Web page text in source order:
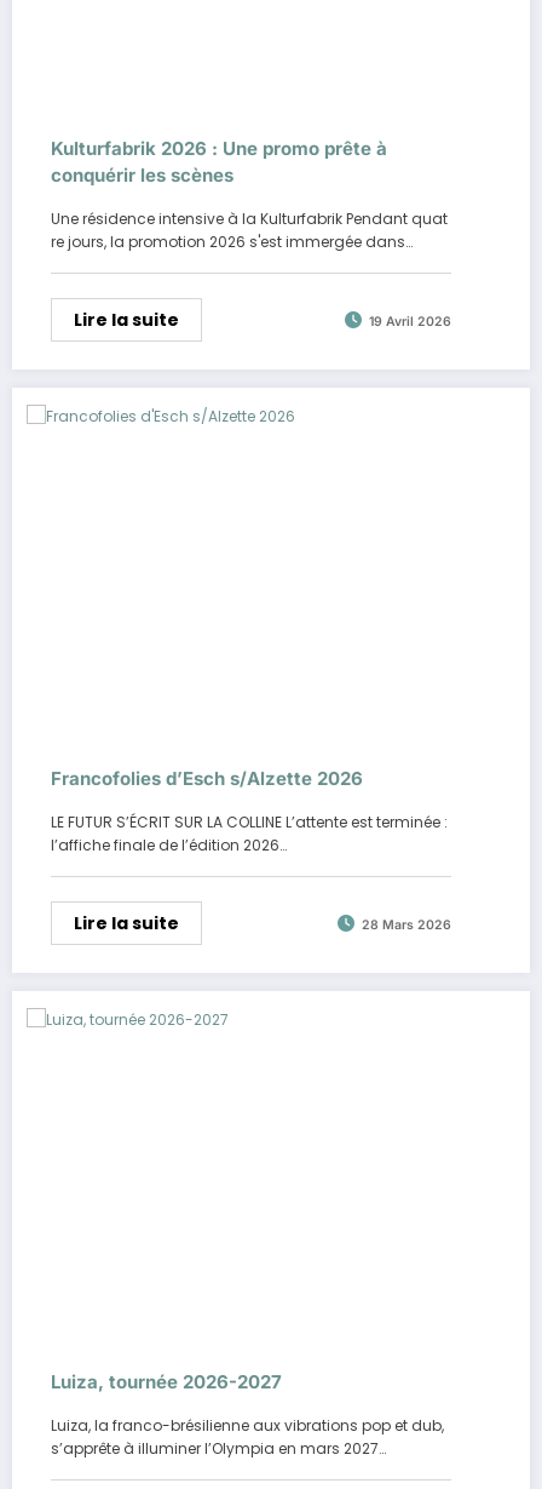
Kulturfabrik 2026 : Une promo prête à
conquérir les scènes
Une résidence intensive à la Kulturfabrik Pendant quat
re jours, la promotion 2026 s'est immergée dans…
Lire la suite 19 Avril 2026
Francofolies d’Esch s/Alzette 2026
LE FUTUR S’ÉCRIT SUR LA COLLINE L’attente est terminée :
l’affiche finale de l’édition 2026…
Lire la suite 28 Mars 2026
Luiza, tournée 2026-2027
Luiza, la franco-brésilienne aux vibrations pop et dub,
s’apprête à illuminer l’Olympia en mars 2027…